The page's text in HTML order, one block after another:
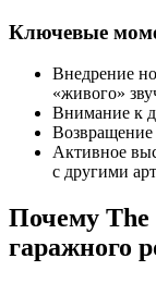
Ключевые
Внедрение
«живого»
Внимание к
Возвращение
Активное
с другими
Почему The
гаражного